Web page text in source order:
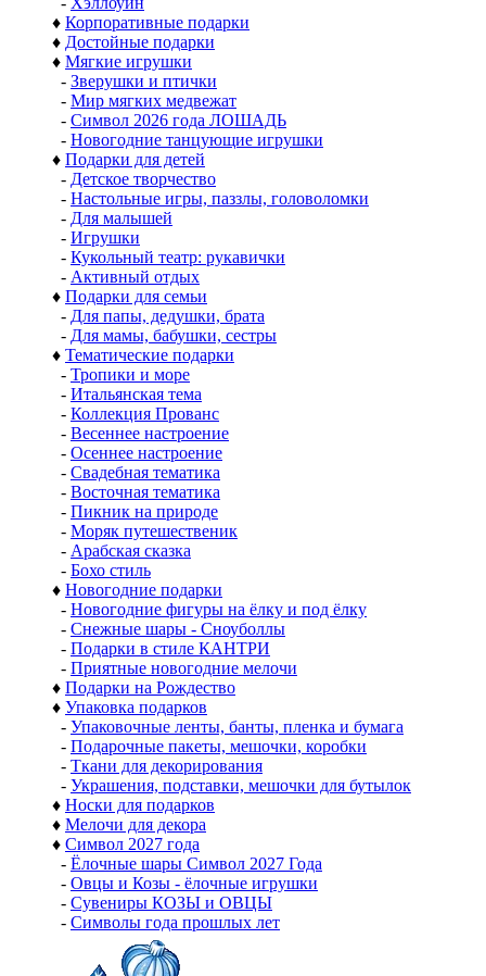
♦ Корпоративные подарки
♦ Достойные подарки
♦ Мягкие игрушки
- Зверушки и птички
- Мир мягких медвежат
- Символ 2026 года ЛОШАДЬ
- Новогодние танцующие игрушки
♦ Подарки для детей
- Детское творчество
- Настольные игры, паззлы, головоломки
- Для малышей
- Игрушки
- Кукольный театр: рукавички
- Активный отдых
♦ Подарки для семьи
- Для папы, дедушки, брата
- Для мамы, бабушки, сестры
♦ Тематические подарки
- Тропики и море
- Итальянская тема
- Коллекция Прованс
- Весеннее настроение
- Осеннее настроение
- Свадебная тематика
- Восточная тематика
- Пикник на природе
- Моряк путешественик
- Арабская сказка
- Бохо стиль
♦ Новогодние подарки
- Новогодние фигуры на ёлку и под ёлку
- Снежные шары - Сноуболлы
- Подарки в стиле КАНТРИ
- Приятные новогодние мелочи
♦ Подарки на Рождество
♦ Упаковка подарков
- Упаковочные ленты, банты, пленка и бумага
- Подарочные пакеты, мешочки, коробки
- Ткани для декорирования
- Украшения, подставки, мешочки для бутылок
♦ Носки для подарков
♦ Мелочи для декора
♦ Символ 2027 года
- Ёлочные шары Символ 2027 Года
- Овцы и Козы - ёлочные игрушки
- Сувениры КОЗЫ и ОВЦЫ
- Символы года прошлых лет